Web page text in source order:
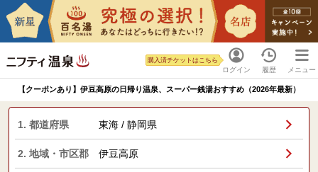
ログイン
購入済チケットはこちら
履歴 メニュー
【クーポンあり】伊豆高原の日帰り温泉、スーパー銭湯おすすめ（2026年最新）
1. 都道府県 東海 / 静岡県
2. 地域・市区郡 伊豆高原